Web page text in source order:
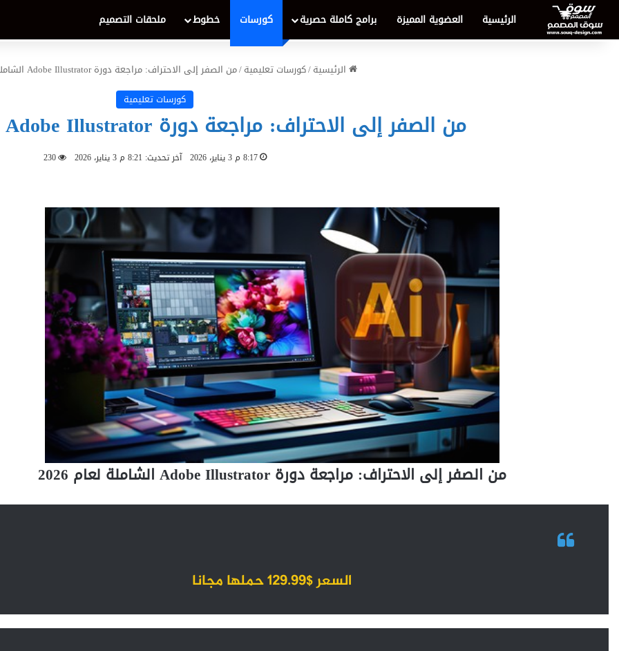
الرئيسية العضوية المميزة برامج كاملة حصرية كورسات خطوط ملحقات التصميم
الرئيسية/كورسات تعليمية/من الصفر إلى الاحتراف: مراجعة دورة Adobe Illustrator الشاملة لعام 2026
كورسات تعليمية
من الصفر إلى الاحتراف: مراجعة دورة Adobe Illustrator الشاملة لعام 2026
8:17 م 3 يناير، 2026 آخر تحديث: 8:21 م 3 يناير، 2026 230
من الصفر إلى الاحتراف: مراجعة دورة Adobe Illustrator الشاملة لعام 2026
السعر $129.99 حملها مجانا